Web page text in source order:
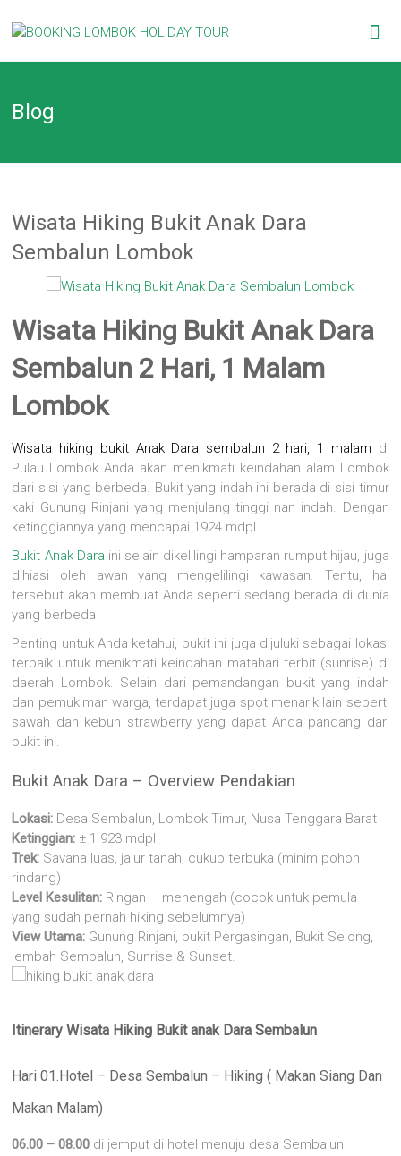
BOOKING
HOLIDAY
TOUR
Travel
Partner
Blog
Wisata Hiking Bukit Anak Dara
Sembalun Lombok
Wisata Hiking Bukit Anak Dara
Sembalun 2 Hari, 1 Malam
Lombok
Wisata hiking bukit Anak Dara sembalun 2 hari, 1 malam di
Pulau Lombok Anda akan menikmati keindahan alam Lombok
dari sisi yang berbeda. Bukit yang indah ini berada di sisi timur
kaki Gunung Rinjani yang menjulang tinggi nan indah. Dengan
ketinggiannya yang mencapai 1924 mdpl.
Bukit Anak Dara ini selain dikelilingi hamparan rumput hijau, juga
dihiasi oleh awan yang mengelilingi kawasan. Tentu, hal
tersebut akan membuat Anda seperti sedang berada di dunia
yang berbeda
Penting untuk Anda ketahui, bukit ini juga dijuluki sebagai lokasi
terbaik untuk menikmati keindahan matahari terbit (sunrise) di
daerah Lombok. Selain dari pemandangan bukit yang indah
dan pemukiman warga, terdapat juga spot menarik lain seperti
sawah dan kebun strawberry yang dapat Anda pandang dari
bukit ini.
Bukit Anak Dara – Overview Pendakian
Lokasi: Desa Sembalun, Lombok Timur, Nusa Tenggara Barat
Ketinggian: ± 1.923 mdpl
Trek: Savana luas, jalur tanah, cukup terbuka (minim pohon
rindang)
Level Kesulitan: Ringan – menengah (cocok untuk pemula
yang sudah pernah hiking sebelumnya)
View Utama: Gunung Rinjani, bukit Pergasingan, Bukit Selong,
lembah Sembalun, Sunrise & Sunset.
Itinerary Wisata Hiking Bukit anak Dara Sembalun
Hari 01.Hotel – Desa Sembalun – Hiking ( Makan Siang Dan
Makan Malam)
06.00 – 08.00 di jemput di hotel menuju desa Sembalun